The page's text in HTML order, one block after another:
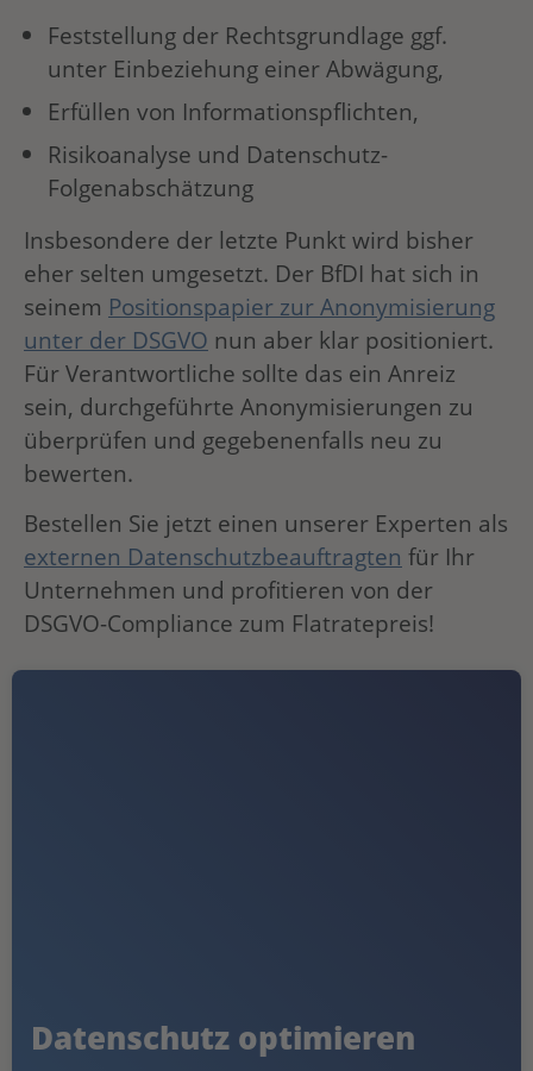
Feststellung der Rechtsgrundlage ggf.
unter Einbeziehung einer Abwägung,
Erfüllen von Informationspflichten,
Risikoanalyse und Datenschutz-
Folgenabschätzung
Insbesondere der letzte Punkt wird bisher
eher selten umgesetzt. Der BfDI hat sich in
seinem Positionspapier zur Anonymisierung
unter der DSGVO nun aber klar positioniert.
Für Verantwortliche sollte das ein Anreiz
sein, durchgeführte Anonymisierungen zu
überprüfen und gegebenenfalls neu zu
bewerten.
Bestellen Sie jetzt einen unserer Experten als
externen Datenschutzbeauftragten für Ihr
Unternehmen und profitieren von der
DSGVO-Compliance zum Flatratepreis!
Datenschutz optimieren